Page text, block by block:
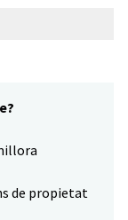
de propietat